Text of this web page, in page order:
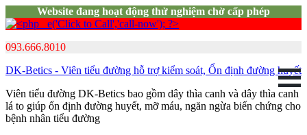
Website đang hoạt động thử nghiệm chờ cấp phép
093.666.8010
DK-Betics - Viên tiểu đường hỗ trợ kiểm soát, Ổn định đường huyết
Viên tiểu đường DK-Betics bao gồm dây thìa canh và dây thìa canh
lá to giúp ổn định đường huyết, mỡ máu, ngăn ngừa biến chứng cho
bệnh nhân tiểu đường